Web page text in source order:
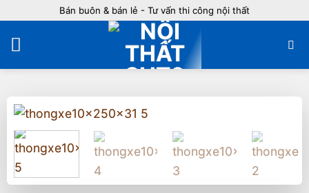
nội
dung
Bán buôn & bán lẻ - Tư vấn thi công nội thất